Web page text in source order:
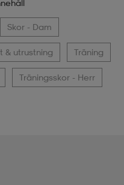
Skor - Dam
& utrustning Träning
Träningsskor - Herr